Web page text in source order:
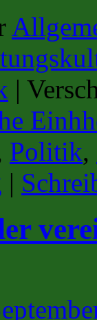
|
Politik,
|